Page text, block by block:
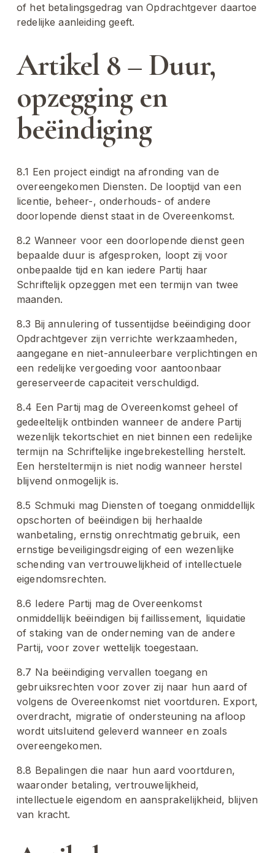
of het betalingsgedrag van Opdrachtgever daartoe
redelijke aanleiding geeft.
Artikel 8 – Duur,
opzegging en
beëindiging
8.1 Een project eindigt na afronding van de
overeengekomen Diensten. De looptijd van een
licentie, beheer-, onderhouds- of andere
doorlopende dienst staat in de Overeenkomst.
8.2 Wanneer voor een doorlopende dienst geen
bepaalde duur is afgesproken, loopt zij voor
onbepaalde tijd en kan iedere Partij haar
Schriftelijk opzeggen met een termijn van twee
maanden.
8.3 Bij annulering of tussentijdse beëindiging door
Opdrachtgever zijn verrichte werkzaamheden,
aangegane en niet-annuleerbare verplichtingen en
een redelijke vergoeding voor aantoonbaar
gereserveerde capaciteit verschuldigd.
8.4 Een Partij mag de Overeenkomst geheel of
gedeeltelijk ontbinden wanneer de andere Partij
wezenlijk tekortschiet en niet binnen een redelijke
termijn na Schriftelijke ingebrekestelling herstelt.
Een hersteltermijn is niet nodig wanneer herstel
blijvend onmogelijk is.
8.5 Schmuki mag Diensten of toegang onmiddellijk
opschorten of beëindigen bij herhaalde
wanbetaling, ernstig onrechtmatig gebruik, een
ernstige beveiligingsdreiging of een wezenlijke
schending van vertrouwelijkheid of intellectuele
eigendomsrechten.
8.6 Iedere Partij mag de Overeenkomst
onmiddellijk beëindigen bij faillissement, liquidatie
of staking van de onderneming van de andere
Partij, voor zover wettelijk toegestaan.
8.7 Na beëindiging vervallen toegang en
gebruiksrechten voor zover zij naar hun aard of
volgens de Overeenkomst niet voortduren. Export,
overdracht, migratie of ondersteuning na afloop
wordt uitsluitend geleverd wanneer en zoals
overeengekomen.
8.8 Bepalingen die naar hun aard voortduren,
waaronder betaling, vertrouwelijkheid,
intellectuele eigendom en aansprakelijkheid, blijven
van kracht.